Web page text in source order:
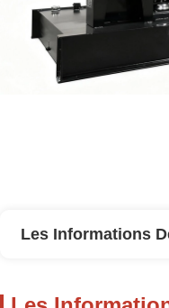
Les Informations